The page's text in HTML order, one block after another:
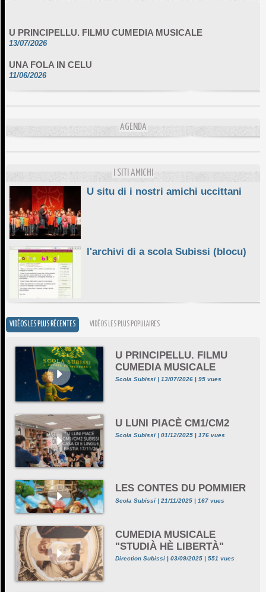
13/07/2026
11/06/2026
DA SCIMULÌ
10/06/2026
AGENDA
I SITI AMICHI
U situ di i nostri amichi uccittani
l'archivi di a scola Subissi (blocu)
VIDÉOS LES PLUS RÉCENTES VIDÉOS LES PLUS POPULAIRES
U PRINCIPELLU. FILMU
CUMEDIA MUSICALE
Scola Subissi | 13/07/2026 | 95 vues
U LUNI PIACÈ CM1/CM2
Scola Subissi | 01/12/2025 | 176 vues
LES CONTES DU POMMIER
Scola Subissi | 21/11/2025 | 167 vues
CUMEDIA MUSICALE
"STUDIÀ HÈ LIBERTÀ"
Direction Subissi | 03/09/2025 | 551 vues